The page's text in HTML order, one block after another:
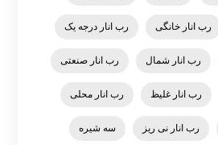
رب انار خانگی رب انار درجه یک
رب انار شمال رب انار صنعتی
رب انار غلیظ رب انار محلی
رب انار نی ریز سه شیره